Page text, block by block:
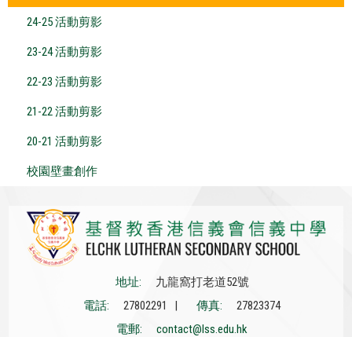
24-25 活動剪影
23-24 活動剪影
22-23 活動剪影
21-22 活動剪影
20-21 活動剪影
校園壁畫創作
地址:
九龍窩打老道52號
電話:
27802291 | 傳真:
27823374
電郵:
contact@lss.edu.hk